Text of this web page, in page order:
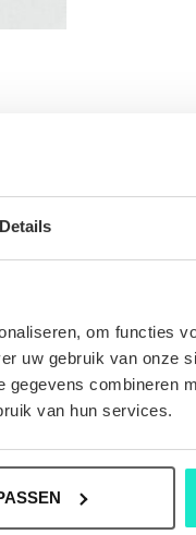
Details
om functies
uw gebruik van onze
combineren
van hun services.